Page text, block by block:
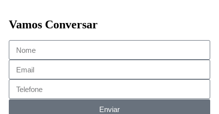
Vamos Conversar
Enviar